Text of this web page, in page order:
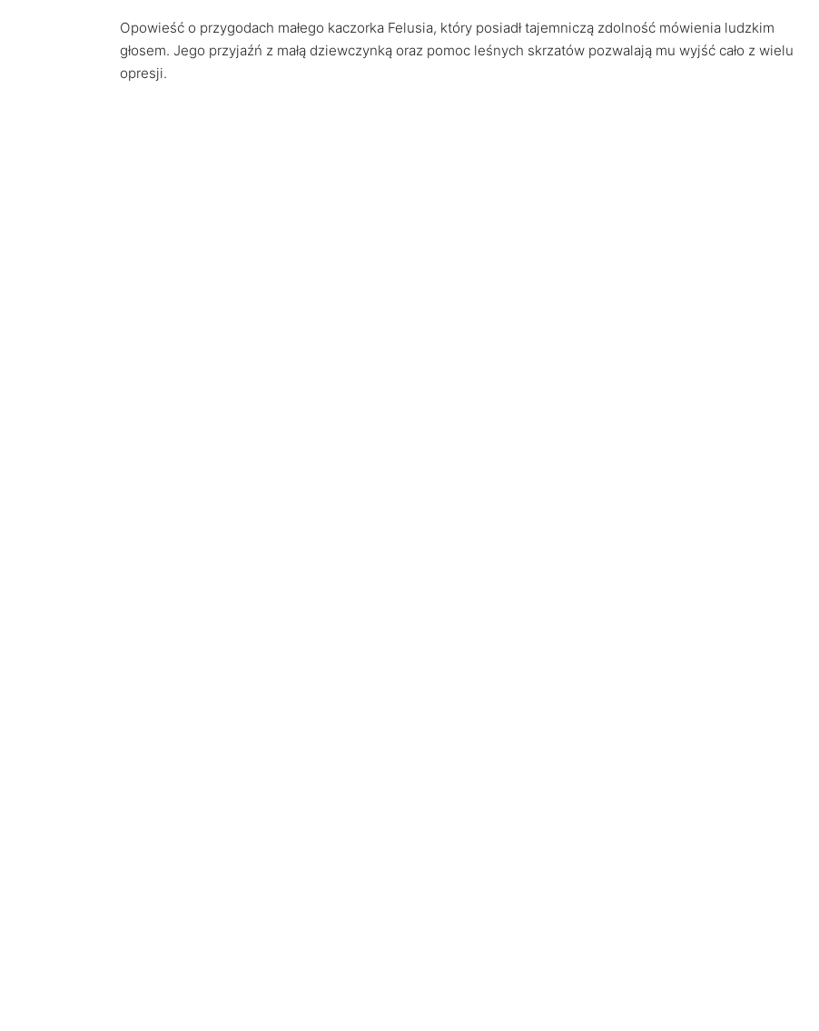
Opowieść o przygodach małego kaczorka Felusia, który posiadł tajemniczą zdolność mówienia ludzkim
głosem. Jego przyjaźń z małą dziewczynką oraz pomoc leśnych skrzatów pozwalają mu wyjść cało z wielu
opresji.